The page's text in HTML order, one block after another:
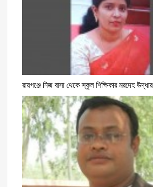
রায়গঞ্জে নিজ বাসা থেকে স্কুল শিক্ষিকার মরদেহ উদ্ধার